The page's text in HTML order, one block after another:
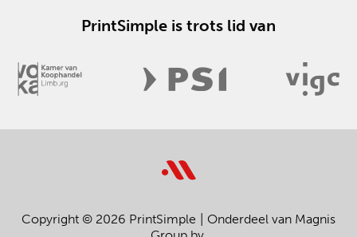
PrintSimple is trots lid van
Copyright © 2026 PrintSimple
Onderdeel van Magnis